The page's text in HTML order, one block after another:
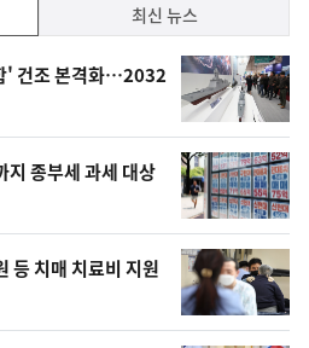
최신 뉴스
' 건조 본격화…2032
종부세 과세 대상
등 치매 치료비 지원